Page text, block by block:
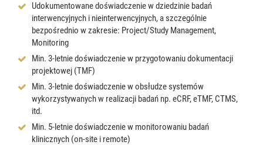
Udokumentowane doświadczenie w dziedzinie badań
interwencyjnych i nieinterwencyjnych, a szczególnie
bezpośrednio w zakresie: Project/Study Management,
Monitoring
Min. 3-letnie doświadczenie w przygotowaniu dokumentacji
projektowej (TMF)
Min. 3-letnie doświadczenie w obsłudze systemów
wykorzystywanych w realizacji badań np. eCRF, eTMF, CTMS,
itd.
Min. 5-letnie doświadczenie w monitorowaniu badań
klinicznych (on-site i remote)